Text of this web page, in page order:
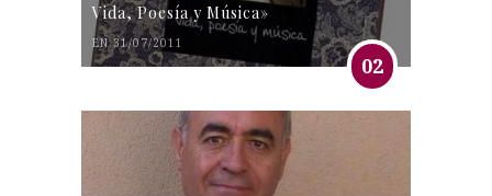
Vida, Poesía y Música»
EN 31/07/2011
02